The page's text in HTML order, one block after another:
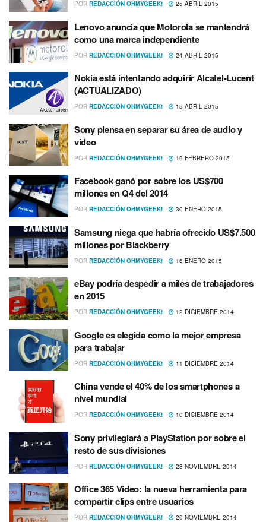
POR REDACCIÓN OHMYGEEK! 25 ABRIL 2015
Lenovo anuncia que Motorola se mantendrá
como una marca independiente
POR REDACCIÓN OHMYGEEK! 24 ABRIL 2015
Nokia está intentando adquirir Alcatel-Lucent
(ACTUALIZADO)
POR REDACCIÓN OHMYGEEK! 15 ABRIL 2015
Sony piensa en separar su área de audio y
video
POR REDACCIÓN OHMYGEEK! 19 FEBRERO 2015
Facebook ganó por sobre los US$700
millones en Q4 del 2014
POR REDACCIÓN OHMYGEEK! 30 ENERO 2015
Samsung niega que habrí­a ofrecido US$7.500
millones por Blackberry
POR REDACCIÓN OHMYGEEK! 16 ENERO 2015
eBay podrí­a despedir a miles de trabajadores
en 2015
POR REDACCIÓN OHMYGEEK! 12 DICIEMBRE 2014
Google es elegida como la mejor empresa
para trabajar
POR REDACCIÓN OHMYGEEK! 11 DICIEMBRE 2014
China vende el 40% de los smartphones a
nivel mundial
POR REDACCIÓN OHMYGEEK! 10 DICIEMBRE 2014
Sony privilegiará a PlayStation por sobre el
resto de sus divisiones
POR REDACCIÓN OHMYGEEK! 28 NOVIEMBRE 2014
Office 365 Video: la nueva herramienta para
compartir clips entre usuarios
POR REDACCIÓN OHMYGEEK! 20 NOVIEMBRE 2014